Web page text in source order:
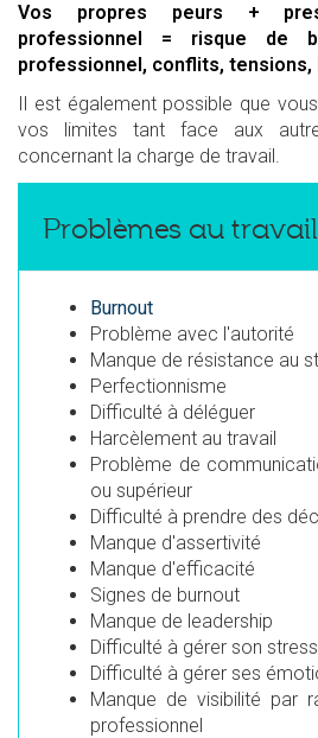
Vos propres peurs +
professionnel = risque de
professionnel, conflits, tensions,
Il est également possible que
vos limites tant face aux
concernant la charge de travail.
Problèmes au
Burnout
Problème avec l'autorité
Manque de résistance au
Perfectionnisme
Difficulté à déléguer
Harcèlement au travail
Problème de
ou supérieur
Difficulté à prendre des
Manque d'assertivité
Manque d'efficacité
Signes de burnout
Manque de leadership
Difficulté à gérer son stress
Difficulté à gérer ses
Manque de visibilité par
professionnel